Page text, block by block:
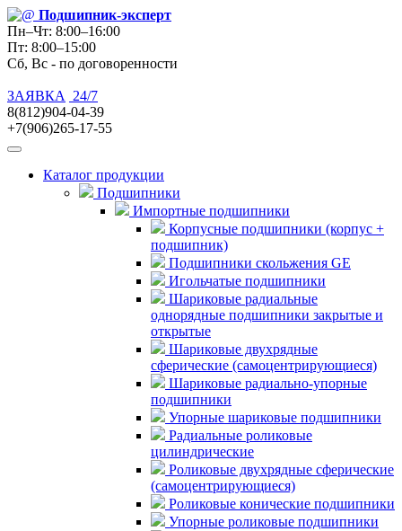
Подшипник-эксперт
Пн–Чт: 8:00–16:00
Пт: 8:00–15:00
Сб, Вс - по договоренности
ЗАЯВКА
24/7
8(812)904-04-39
+7(906)265-17-55
Каталог продукции
Подшипники
Импортные подшипники
Корпусные подшипники (корпус +
подшипник)
Подшипники скольжения GE
Игольчатые подшипники
Шариковые радиальные
однорядные подшипники закрытые и
открытые
Шариковые двухрядные
сферические (самоцентрирующиеся)
Шариковые радиально-упорные
подшипники
Упорные шариковые подшипники
Радиальные роликовые
цилиндрические
Роликовые двухрядные сферические
(самоцентрирующиеся)
Роликовые конические подшипники
Упорные роликовые подшипники